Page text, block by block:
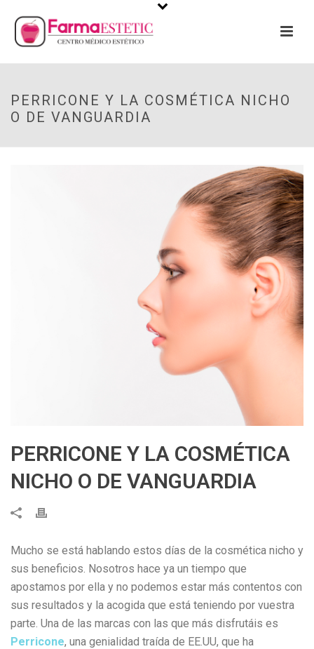
PERRICONE Y LA COSMÉTICA NICHO
O DE VANGUARDIA
PERRICONE Y LA COSMÉTICA
NICHO O DE VANGUARDIA
Mucho se está hablando estos días de la cosmética nicho y
sus beneficios. Nosotros hace ya un tiempo que
apostamos por ella y no podemos estar más contentos con
sus resultados y la acogida que está teniendo por vuestra
parte. Una de las marcas con las que más disfrutáis es
Perricone, una genialidad traída de EE.UU, que ha